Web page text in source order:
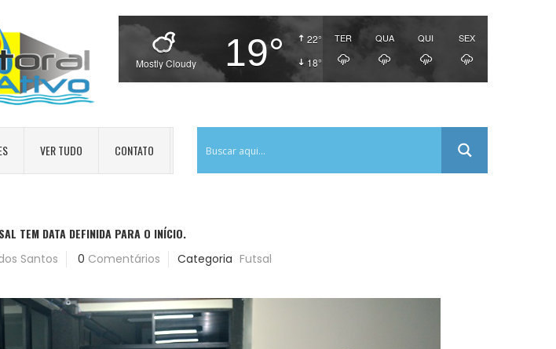
22°
18°
Mostly Cloudy 19° TER QUA QUI SEX
VER TUDO CONTATO
TEM DATA DEFINIDA PARA O INÍCIO.
Santos 0 Comentários Categoria Futsal